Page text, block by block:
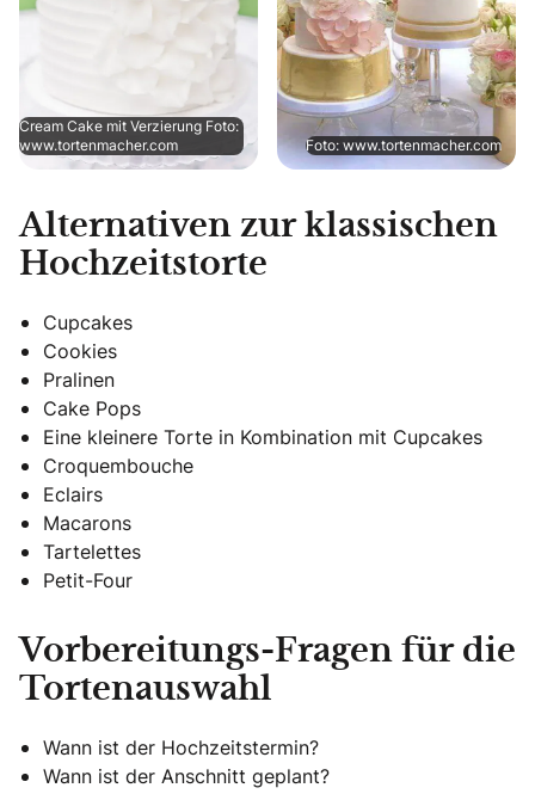
Cream Cake mit Verzierung Foto:
www.tortenmacher.com
Foto: www.tortenmacher.com
Alternativen zur klassischen
Hochzeitstorte
Cupcakes
Cookies
Pralinen
Cake Pops
Eine kleinere Torte in Kombination mit Cupcakes
Croquembouche
Eclairs
Macarons
Tartelettes
Petit-Four
Vorbereitungs-Fragen für die
Tortenauswahl
Wann ist der Hochzeitstermin?
Wann ist der Anschnitt geplant?